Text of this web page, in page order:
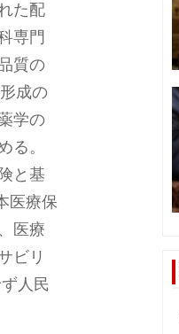
た配
専門
質の
成の
学の
。
と基
医療保
医療
ビリ
人民